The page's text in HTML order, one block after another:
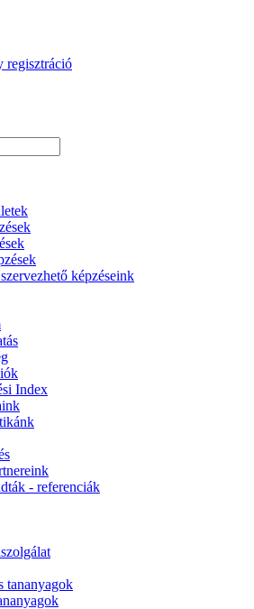
regisztráció
képzéseink
Index
- referenciák
tananyagok